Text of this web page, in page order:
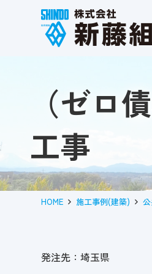
（ゼロ
工事
HOME 施工事例(建築)
発注先：埼玉県